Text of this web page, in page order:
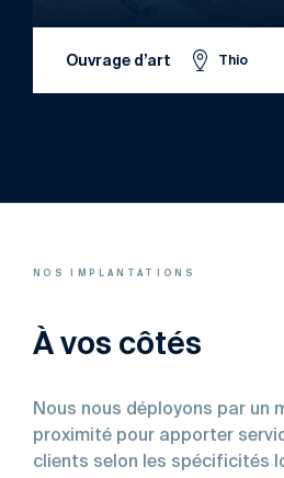
Ouvrage d’art Thio
NOS IMPLANTATIONS
À vos côtés
Nous nous déployons par un
proximité pour apporter
clients selon les spécificités